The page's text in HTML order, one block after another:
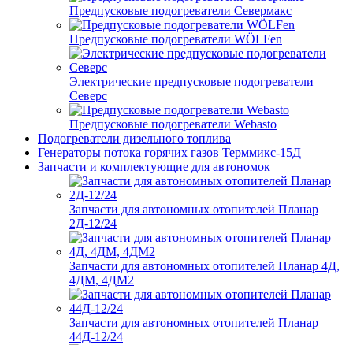
Предпусковые подогреватели Севермакс
Предпусковые подогреватели WÖLFen
Электрические предпусковые подогреватели
Северс
Предпусковые подогреватели Webasto
Подогреватели дизельного топлива
Генераторы потока горячих газов Терммикс-15Д
Запчасти и комплектующие для автономок
Запчасти для автономных отопителей Планар
2Д-12/24
Запчасти для автономных отопителей Планар 4Д,
4ДМ, 4ДМ2
Запчасти для автономных отопителей Планар
44Д-12/24